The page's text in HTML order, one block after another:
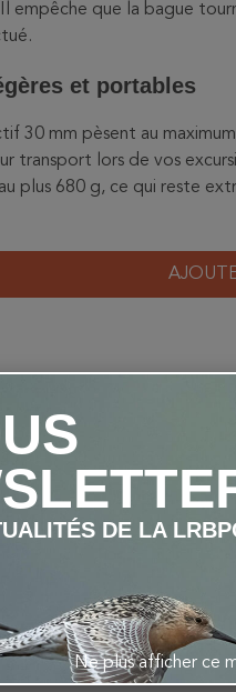
empêche que la bague
et portables
30 mm pèsent au
transport lors de vos
plus 680 g, ce qui reste
DE LA
Ne plus afficher ce